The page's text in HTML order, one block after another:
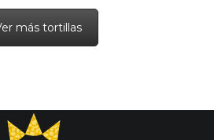
más tortillas